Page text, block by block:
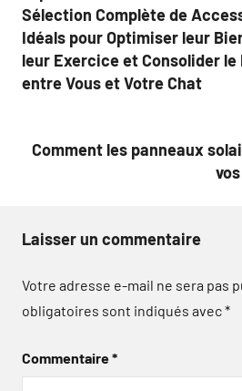
l’article
Sélection Complète de
Idéals pour Optimiser leur
leur Exercice et Consolider
entre Vous et Votre Chat
Comment les panneaux
Laisser un commentaire
Votre adresse e-mail ne sera pas
obligatoires sont indiqués avec*
Commentaire*